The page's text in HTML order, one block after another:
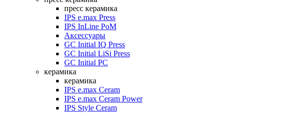
пресс керамика
IPS e.max Press
IPS InLine PoM
Аксессуары
GC Initial IQ Press
GC Initial LiSi Press
GC Initial PC
керамика
керамика
IPS e.max Ceram
IPS e.max Ceram Power
IPS Style Ceram